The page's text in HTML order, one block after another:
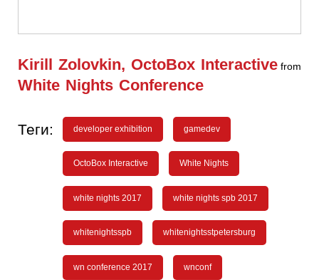
Kirill Zolovkin, OctoBox Interactive from
White Nights Conference
Теги: developer exhibition gamedev
OctoBox Interactive White Nights
white nights 2017 white nights spb 2017
whitenightsspb whitenightsstpetersburg
wn conference 2017 wnconf